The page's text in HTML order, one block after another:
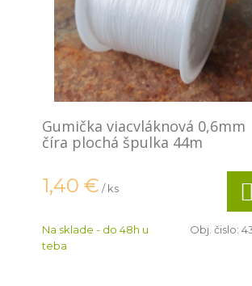
Gumička viacvláknová 0,6mm
číra plochá špulka 44m
1,40 € / ks
Na sklade - do 48h u
teba
Obj. čislo: